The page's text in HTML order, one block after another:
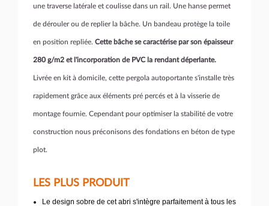
une traverse latérale et coulisse dans un rail. Une hanse permet
de dérouler ou de replier la bâche. Un bandeau protège la toile
en position repliée. Cette bâche se caractérise par son épaisseur
280 g/m2 et l'incorporation de PVC la rendant déperlante.
Livrée en kit à domicile, cette pergola autoportante s'installe très
rapidement grâce aux éléments pré percés et à la visserie de
montage fournie. Cependant pour optimiser la stabilité de votre
construction nous préconisons des fondations en béton de type
plot.
LES PLUS PRODUIT
Le design sobre de cet abri s'intègre parfaitement à tous les